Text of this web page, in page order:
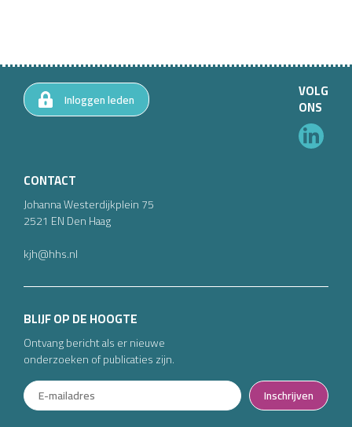
CONTACT
Johanna Westerdijkplein75
2521 ENDen Haag
kjh@hhs.nl
Inloggen leden
BLIJF OP DE HOOGTE
Ontvang bericht als er nieuwe
onderzoeken of publicaties zijn.
Inschrijven
VOLG
ONS